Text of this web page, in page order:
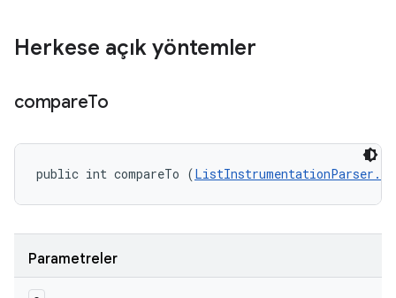
Herkese açık yöntemler
compareTo
public int compareTo (
Parametreler